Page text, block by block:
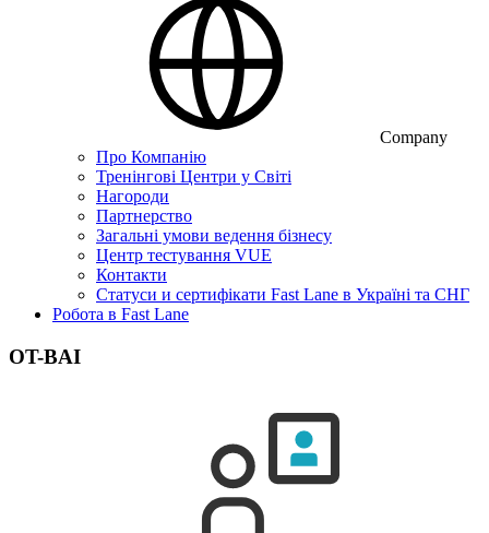
Company
Про Компанію
Тренінгові Центри у Світі
Нагороди
Партнерство
Загальні умови ведення бізнесу
Центр тестування VUE
Контакти
Статуси и сертифікати Fast Lane в Україні та СНГ
Робота в Fast Lane
OT-BAI